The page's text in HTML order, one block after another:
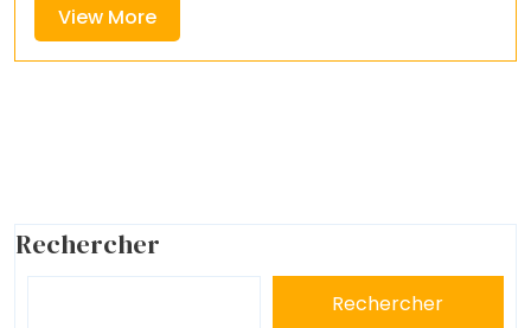
View MoreView
More
Rechercher
Rechercher